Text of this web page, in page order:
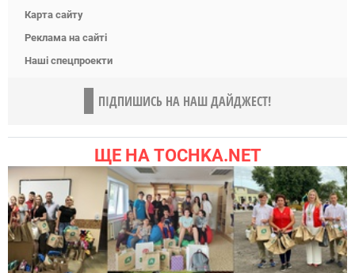
Карта сайту
Реклама на сайті
Наші спецпроекти
ПІДПИШИСЬ НА НАШ ДАЙДЖЕСТ!
ЩЕ НА TOCHKA.NET